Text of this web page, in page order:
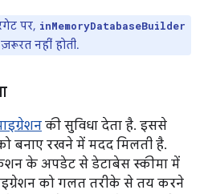
पर, inMemoryDatabaseBuilder
नहीं होती.
की सुविधा देता है. इससे
बनाए रखने में मदद मिलती है.
के अपडेट से डेटाबेस स्कीमा में
को गलत तरीके से तय करने